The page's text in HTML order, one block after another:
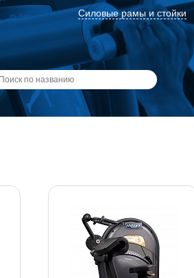
Силовые рамы и стойки